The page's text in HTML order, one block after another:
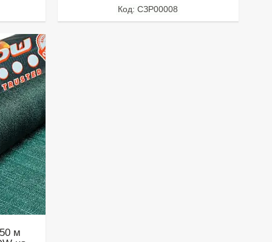
СЗР00008
м